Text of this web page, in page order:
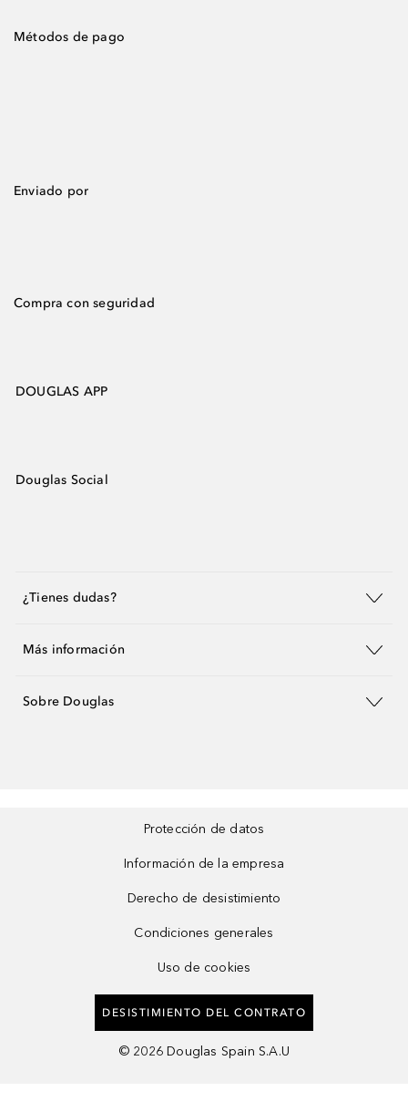
Métodos de pago
Enviado por
Compra con seguridad
DOUGLAS APP
Douglas Social
¿Tienes dudas?
Más información
Sobre Douglas
Protección de datos
Información de la empresa
Derecho de desistimiento
Condiciones generales
Uso de cookies
DESISTIMIENTO DEL CONTRATO
© 2026 Douglas Spain S.A.U